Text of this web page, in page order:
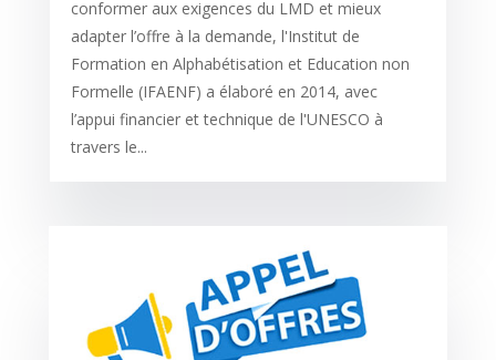
conformer aux exigences du LMD et mieux
adapter l’offre à la demande, l'Institut de
Formation en Alphabétisation et Education non
Formelle (IFAENF) a élaboré en 2014, avec
l’appui financier et technique de l'UNESCO à
travers le...